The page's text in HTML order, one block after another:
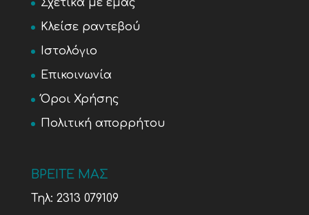
Σχετικά με εμάς
Κλείσε ραντεβού
Ιστολόγιο
Επικοινωνία
Όροι Χρήσης
Πολιτική απορρήτου
ΒΡΕΙΤΕ ΜΑΣ
Τηλ: 2313 079109